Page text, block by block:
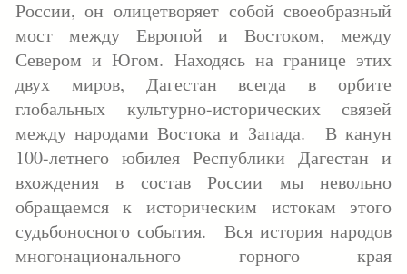
России, он олицетворяет собой своеобразный
мост между Европой и Востоком, между
Севером и Югом. Находясь на границе этих
двух миров, Дагестан всегда в орбите
глобальных культурно-исторических связей
между народами Востока и Запада. В канун
100-летнего юбилея Республики Дагестан и
вхождения в состав России мы невольно
обращаемся к историческим истокам этого
судьбоносного события. Вся история народов
многонационального горного края